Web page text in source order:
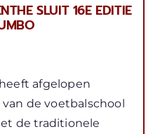
SLUIT 16E EDITIE
afgelopen
de voetbalschool
de traditionele